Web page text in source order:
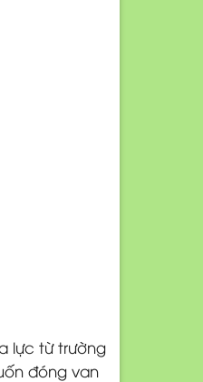
lực từ trường
đóng van